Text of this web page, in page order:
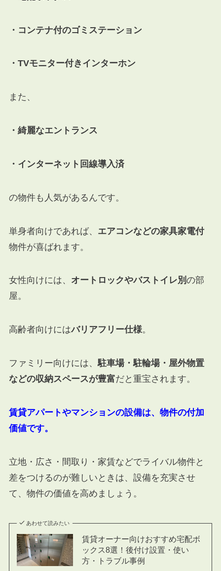
・コンテナ付のゴミステーション
・TVモニター付きインターホン
また、
・綺麗なエントランス
・インターネット回線導入済
の物件も人気があるんです。
単身者向けであれば、 エアコンなどの家具家電付
物件が喜ばれます。
女性向けには、 オートロックやバストイレ別 の部
屋。
高齢者向けにはバリアフリー仕様。
ファミリー向けには、駐車場・駐輪場・屋外物置
などの収納スペースが豊富だと重宝されます。
賃貸アパートやマンションの設備は、物件の付加
価値です。
立地・広さ・間取り・家賃などでライバル物件と
差をつけるのが難しいときは、設備を充実させ
て、物件の価値を高めましょう。
あわせて読みたい
賃貸オーナー向けおすすめ宅配ボ
ックス8選！後付け設置・使い
方・トラブル事例